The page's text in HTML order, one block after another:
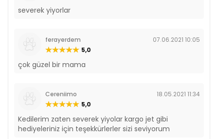
severek yiyorlar
ferayerdem
07.06.2021 10:05
5,0
çok güzel bir mama
Cereniimo
18.05.2021 11:34
5,0
Kedilerim zaten severek yiyolar kargo jet gibi
hediyeleriniz için teşekkürlerler sizi seviyorum